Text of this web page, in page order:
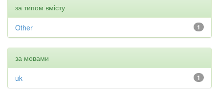
за типом вмісту
1
Other
за мовами
1
uk